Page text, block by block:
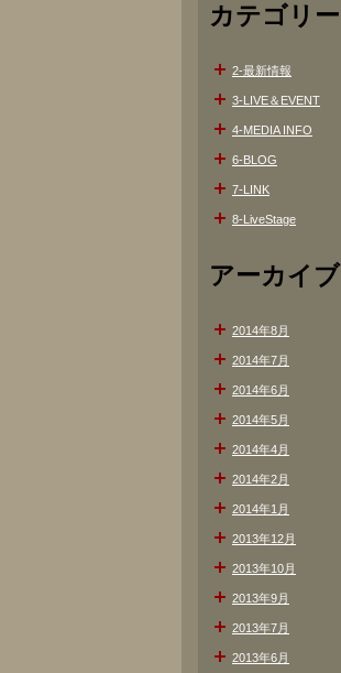
カテゴリー
2-最新情報
3-LIVE＆EVENT
4-MEDIA INFO
6-BLOG
7-LINK
8-LiveStage
アーカイブ
2014年8月
2014年7月
2014年6月
2014年5月
2014年4月
2014年2月
2014年1月
2013年12月
2013年10月
2013年9月
2013年7月
2013年6月